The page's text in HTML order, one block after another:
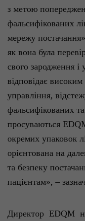
з метою
фальсифікованих
мережу постачання
як вона була
свого зародження і
відповідає високим
управління,
фальсифікованих та
просуваються
окремих упаковок
орієнтована на
та безпеку
пацієнтам», –
Директор EDQM